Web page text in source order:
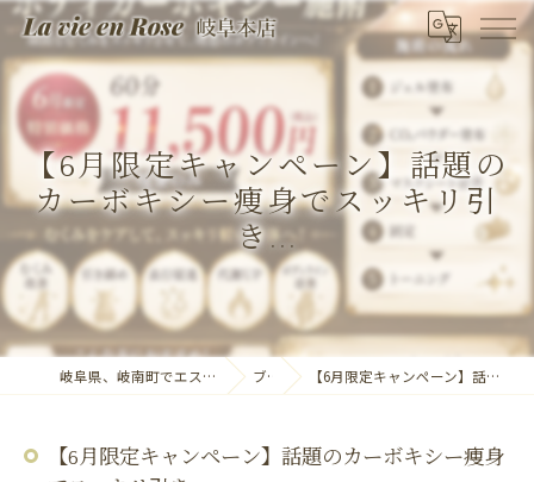
【6月限定キャンペーン】話題の
カーボキシー痩身でスッキリ引
き...
岐阜県、岐南町でエステならLa vie en Rose 岐阜本店 ブログ 【6月限定キャンペーン】話題のカーボキシー痩身でスッキリ引き...
【6月限定キャンペーン】話題のカーボキシー痩身